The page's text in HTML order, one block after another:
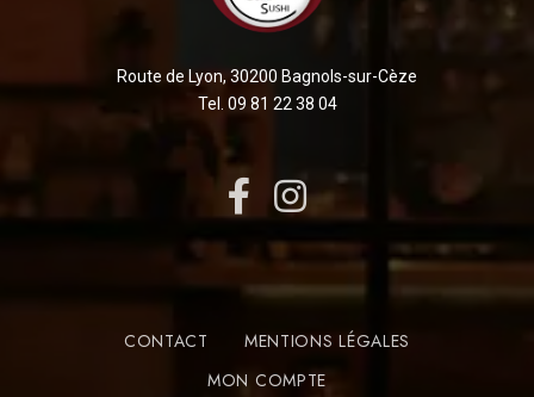
Route de Lyon, 30200 Bagnols-sur-Cèze
Tel. 09 81 22 38 04
CONTACT
MENTIONS LÉGALES
MON COMPTE